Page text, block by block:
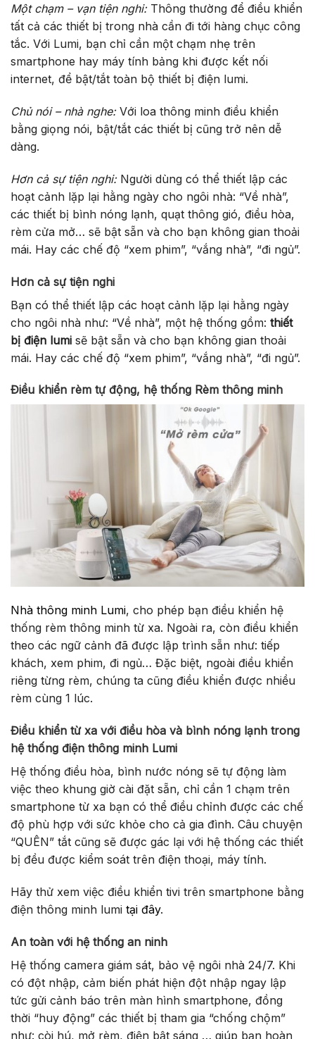
Một chạm – vạn tiện nghi: Thông thường để điều khiển
tất cả các thiết bị trong nhà cần đi tới hàng chục công
tắc. Với Lumi, bạn chỉ cần một chạm nhẹ trên
smartphone hay máy tính bảng khi được kết nối
internet, để bật/tắt toàn bộ thiết bị điện lumi.
Chủ nói – nhà nghe: Với loa thông minh điều khiển
bằng giọng nói, bật/tắt các thiết bị cũng trở nên dễ
dàng.
Hơn cả sự tiện nghi: Người dùng có thể thiết lập các
hoạt cảnh lặp lại hằng ngày cho ngôi nhà: “Về nhà”,
các thiết bị bình nóng lạnh, quạt thông gió, điều hòa,
rèm cửa mở… sẽ bật sẵn và cho bạn không gian thoải
mái. Hay các chế độ “xem phim”, “vắng nhà”, “đi ngủ”.
Hơn cả sự tiện nghi
Bạn có thể thiết lập các hoạt cảnh lặp lại hằng ngày
cho ngôi nhà như: “Về nhà”, một hệ thống gồm: thiết
bị điện lumi sẽ bật sẵn và cho bạn không gian thoải
mái. Hay các chế độ “xem phim”, “vắng nhà”, “đi ngủ”.
Điều khiển rèm tự động, hệ thống Rèm thông minh
Nhà thông minh Lumi, cho phép bạn điều khiển hệ
thống rèm thông minh từ xa. Ngoài ra, còn điều khiển
theo các ngữ cảnh đã được lập trình sẵn như: tiếp
khách, xem phim, đi ngủ… Đặc biệt, ngoài điều khiển
riêng từng rèm, chúng ta cũng điều khiển được nhiều
rèm cùng 1 lúc.
Điều khiển từ xa với điều hòa và bình nóng lạnh trong
hệ thống điện thông minh Lumi
Hệ thống điều hòa, bình nước nóng sẽ tự động làm
việc theo khung giờ cài đặt sẵn, chỉ cần 1 chạm trên
smartphone từ xa bạn có thể điều chỉnh được các chế
độ phù hợp với sức khỏe cho cả gia đình. Câu chuyện
“QUÊN” tắt cũng sẽ được gác lại với hệ thống các thiết
bị đều được kiểm soát trên điện thoại, máy tính.
Hãy thử xem việc điều khiển tivi trên smartphone bằng
điện thông minh lumi tại đây.
An toàn với hệ thống an ninh
Hệ thống camera giám sát, bảo vệ ngôi nhà 24/7. Khi
có đột nhập, cảm biến phát hiện đột nhập ngay lập
tức gửi cảnh báo trên màn hình smartphone, đồng
thời “huy động” các thiết bị tham gia “chống chộm”
như: còi hú, mở rèm, điện bật sáng … giúp bạn hoàn